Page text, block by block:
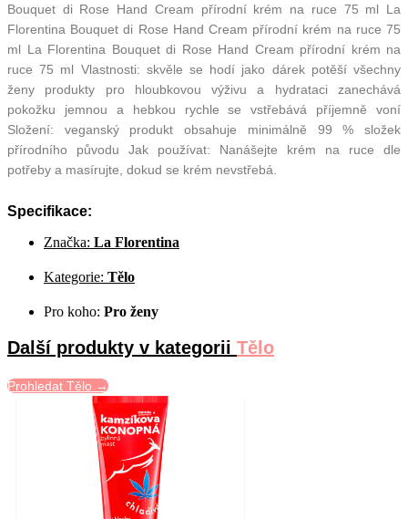
Bouquet di Rose Hand Cream přírodní krém na ruce 75 ml La
Florentina Bouquet di Rose Hand Cream přírodní krém na ruce 75
ml La Florentina Bouquet di Rose Hand Cream přírodní krém na
ruce 75 ml Vlastnosti: skvěle se hodí jako dárek potěší všechny
ženy produkty pro hloubkovou výživu a hydrataci zanechává
pokožku jemnou a hebkou rychle se vstřebává příjemně voní
Složení: veganský produkt obsahuje minimálně 99 % složek
přírodního původu Jak používat: Nanášejte krém na ruce dle
potřeby a masírujte, dokud se krém nevstřebá.
Specifikace:
Značka: La Florentina
Kategorie: Tělo
Pro koho: Pro ženy
Další produkty v kategorii Tělo
Prohledat Tělo →